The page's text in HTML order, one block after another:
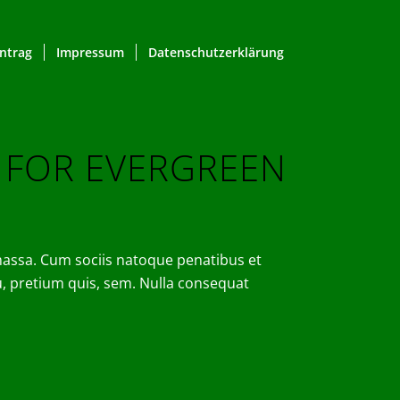
Impressum Datenschutzerklärung
EVERGREEN
Cum sociis natoque penatibus et
pretium quis, sem. Nulla consequat